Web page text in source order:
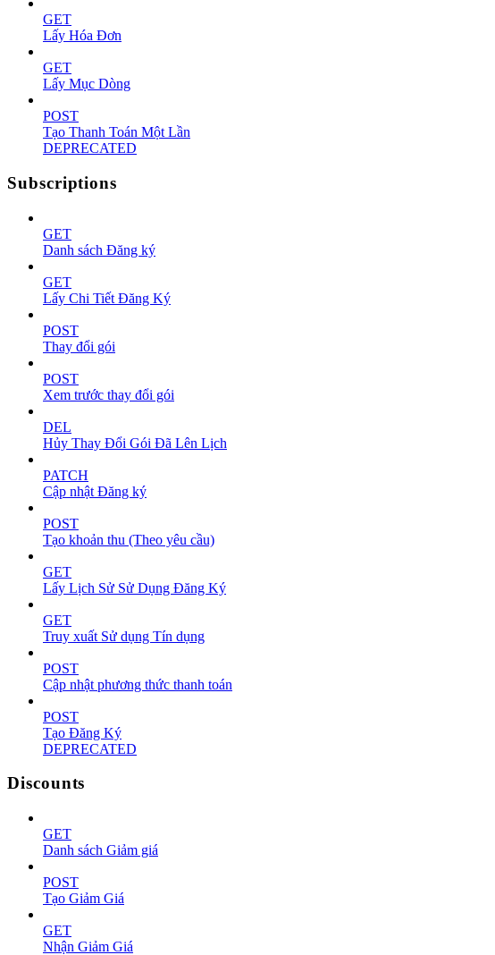
GET
Lấy Hóa Đơn
GET
Lấy Mục Dòng
POST
Tạo Thanh Toán Một Lần
DEPRECATED
Subscriptions
GET
Danh sách Đăng ký
GET
Lấy Chi Tiết Đăng Ký
POST
Thay đổi gói
POST
Xem trước thay đổi gói
DEL
Hủy Thay Đổi Gói Đã Lên Lịch
PATCH
Cập nhật Đăng ký
POST
Tạo khoản thu (Theo yêu cầu)
GET
Lấy Lịch Sử Sử Dụng Đăng Ký
GET
Truy xuất Sử dụng Tín dụng
POST
Cập nhật phương thức thanh toán
POST
Tạo Đăng Ký
DEPRECATED
Discounts
GET
Danh sách Giảm giá
POST
Tạo Giảm Giá
GET
Nhận Giảm Giá